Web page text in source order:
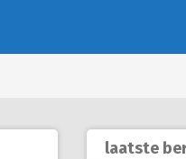
laatste